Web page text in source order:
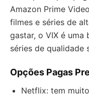
Amazon Prime
filmes e séries de
gastar, o VIX é uma
séries de qualidade
Opções Pagas
Netflix: tem